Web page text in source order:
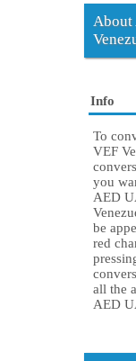
About
Info
To
VEF
you
AED
be
red
all the
AED